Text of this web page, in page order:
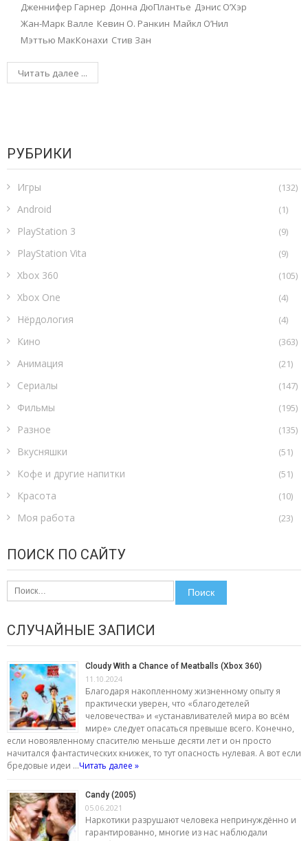
Дженнифер Гарнер Донна ДюПлантье Дэнис О’Хэр
Жан-Марк Валле Кевин О. Ранкин Майкл О’Нил
Мэттью МакКонахи Стив Зан
Читать далее ...
РУБРИКИ
Игры (132)
Android (1)
PlayStation 3 (9)
PlayStation Vita (9)
Xbox 360 (105)
Xbox One (4)
Нёрдология (4)
Кино (363)
Анимация (21)
Сериалы (147)
Фильмы (195)
Разное (135)
Вкусняшки (51)
Кофе и другие напитки (51)
Красота (10)
Моя работа (23)
ПОИСК ПО САЙТУ
Найти:
СЛУЧАЙНЫЕ ЗАПИСИ
Cloudy With a Chance of Meatballs (Xbox 360)
11.10.2024
Благодаря накопленному жизненному опыту я
практически уверен, что «благодетелей
человечества» и «устанавливателей мира во всём
мире» следует опасаться превыше всего. Конечно,
если новоявленному спасителю меньше десяти лет и он просто
начитался фантастических книжек, то тут опасность нулевая. А вот если
бредовые идеи …Читать далее »
Candy (2005)
05.06.2021
Наркотики разрушают человека непринуждённо и
гарантированно, многие из нас наблюдали